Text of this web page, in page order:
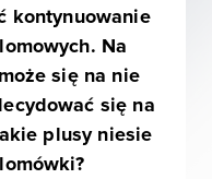
kontynuowanie
Na
się na nie
się na
plusy niesie